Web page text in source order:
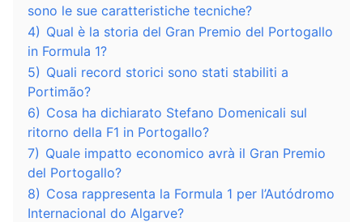
sono le sue caratteristiche tecniche?
4) Qual è la storia del Gran Premio del Portogallo
in Formula 1?
5) Quali record storici sono stati stabiliti a
Portimão?
6) Cosa ha dichiarato Stefano Domenicali sul
ritorno della F1 in Portogallo?
7) Quale impatto economico avrà il Gran Premio
del Portogallo?
8) Cosa rappresenta la Formula 1 per l’Autódromo
Internacional do Algarve?